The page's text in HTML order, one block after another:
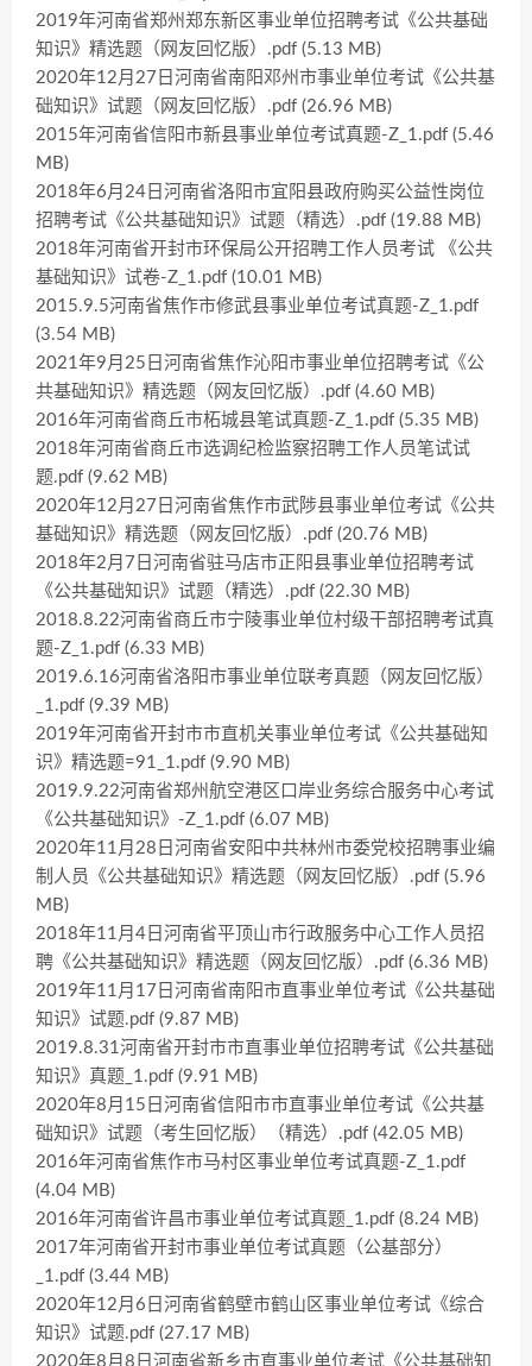
2019年河南省郑州郑东新区事业单位招聘考试《公共基础
知识》精选题（网友回忆版）.pdf (5.13 MB)
2020年12月27日河南省南阳邓州市事业单位考试《公共基
础知识》试题（网友回忆版）.pdf (26.96 MB)
2015年河南省信阳市新县事业单位考试真题-Z_1.pdf (5.46
MB)
2018年6月24日河南省洛阳市宜阳县政府购买公益性岗位
招聘考试《公共基础知识》试题（精选）.pdf (19.88 MB)
2018年河南省开封市环保局公开招聘工作人员考试 《公共
基础知识》试卷-Z_1.pdf (10.01 MB)
2015.9.5河南省焦作市修武县事业单位考试真题-Z_1.pdf
(3.54 MB)
2021年9月25日河南省焦作沁阳市事业单位招聘考试《公
共基础知识》精选题（网友回忆版）.pdf (4.60 MB)
2016年河南省商丘市柘城县笔试真题-Z_1.pdf (5.35 MB)
2018年河南省商丘市选调纪检监察招聘工作人员笔试试
题.pdf (9.62 MB)
2020年12月27日河南省焦作市武陟县事业单位考试《公共
基础知识》精选题（网友回忆版）.pdf (20.76 MB)
2018年2月7日河南省驻马店市正阳县事业单位招聘考试
《公共基础知识》试题（精选）.pdf (22.30 MB)
2018.8.22河南省商丘市宁陵事业单位村级干部招聘考试真
题-Z_1.pdf (6.33 MB)
2019.6.16河南省洛阳市事业单位联考真题（网友回忆版）
_1.pdf (9.39 MB)
2019年河南省开封市市直机关事业单位考试《公共基础知
识》精选题=91_1.pdf (9.90 MB)
2019.9.22河南省郑州航空港区口岸业务综合服务中心考试
《公共基础知识》-Z_1.pdf (6.07 MB)
2020年11月28日河南省安阳中共林州市委党校招聘事业编
制人员《公共基础知识》精选题（网友回忆版）.pdf (5.96
MB)
2018年11月4日河南省平顶山市行政服务中心工作人员招
聘《公共基础知识》精选题（网友回忆版）.pdf (6.36 MB)
2019年11月17日河南省南阳市直事业单位考试《公共基础
知识》试题.pdf (9.87 MB)
2019.8.31河南省开封市市直事业单位招聘考试《公共基础
知识》真题_1.pdf (9.91 MB)
2020年8月15日河南省信阳市市直事业单位考试《公共基
础知识》试题（考生回忆版）（精选）.pdf (42.05 MB)
2016年河南省焦作市马村区事业单位考试真题-Z_1.pdf
(4.04 MB)
2016年河南省许昌市事业单位考试真题_1.pdf (8.24 MB)
2017年河南省开封市事业单位考试真题（公基部分）
_1.pdf (3.44 MB)
2020年12月6日河南省鹤壁市鹤山区事业单位考试《综合
知识》试题.pdf (27.17 MB)
2020年8月8日河南省新乡市直事业单位考试《公共基础知